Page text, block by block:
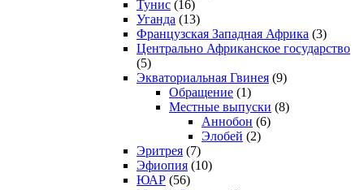
Тунис (16)
Уганда (13)
Французская Западная Африка (3)
Центрально Африканское государство
(5)
Экваториальная Гвинея (9)
Обращение (1)
Местные выпуски (8)
Аннобон (6)
Элобей (2)
Эритрея (7)
Эфиопия (10)
ЮАР (56)